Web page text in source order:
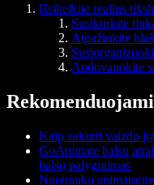
Išsikelkite realius
Susikurkite
Atpažinkite
Apdovanokite
Kaip sukurti vaizdo
GoAnimate balsų
balsų palyginimas
Nuotraukų